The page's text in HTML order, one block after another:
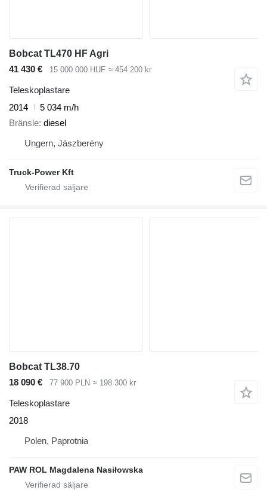
Bobcat TL470 HF Agri
41 430 €
15 000 000 HUF ≈ 454 200 kr
Teleskoplastare
2014
5 034 m/h
Bränsle diesel
Ungern, Jászberény
Truck-Power Kft
Bobcat TL38.70
18 090 €
77 900 PLN ≈ 198 300 kr
Teleskoplastare
2018
Polen, Paprotnia
PAW ROL Magdalena Nasiłowska